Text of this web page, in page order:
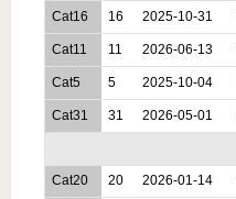
Cat16 16 2025-10-31
Cat11 11 2026-06-13
Cat5 5 2025-10-04
Cat31 31 2026-05-01
Cat20 20 2026-01-14